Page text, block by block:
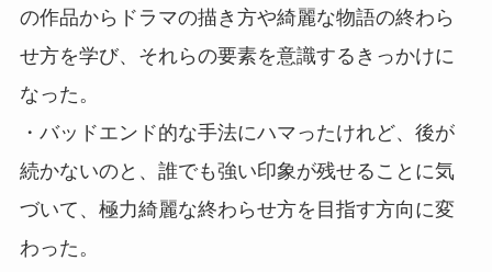
の作品からドラマの描き方や綺麗な物語の終わら
せ方を学び、それらの要素を意識するきっかけに
なった。
・バッドエンド的な手法にハマったけれど、後が
続かないのと、誰でも強い印象が残せることに気
づいて、極力綺麗な終わらせ方を目指す方向に変
わった。